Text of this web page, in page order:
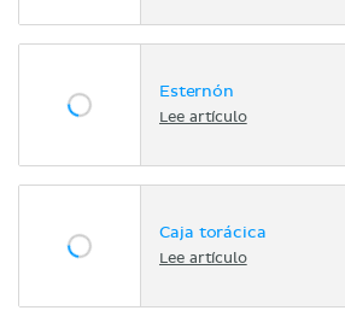
Esternón
Lee artículo
Caja torácica
Lee artículo